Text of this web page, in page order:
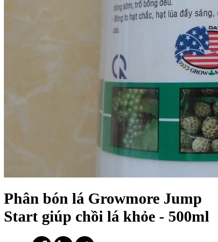
Phân bón lá Growmore Jump
Start giúp chồi lá khỏe - 500ml